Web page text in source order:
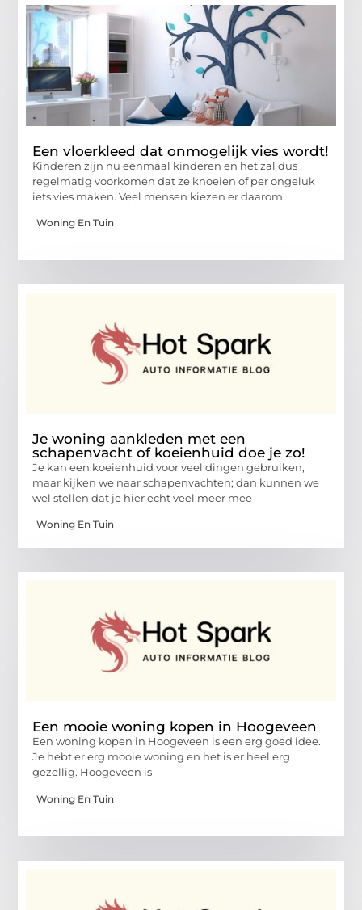
Een vloerkleed dat onmogelijk vies wordt!
Kinderen zijn nu eenmaal kinderen en het zal dus
regelmatig voorkomen dat ze knoeien of per ongeluk
iets vies maken. Veel mensen kiezen er daarom
Woning En Tuin
Je woning aankleden met een
schapenvacht of koeienhuid doe je zo!
Je kan een koeienhuid voor veel dingen gebruiken,
maar kijken we naar schapenvachten; dan kunnen we
wel stellen dat je hier echt veel meer mee
Woning En Tuin
Een mooie woning kopen in Hoogeveen
Een woning kopen in Hoogeveen is een erg goed idee.
Je hebt er erg mooie woning en het is er heel erg
gezellig. Hoogeveen is
Woning En Tuin